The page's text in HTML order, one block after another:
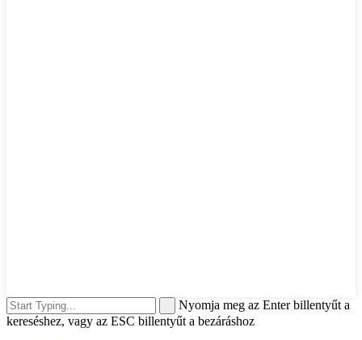
Nyomja meg az Enter billentyűt a
kereséshez, vagy az ESC billentyűt a bezáráshoz